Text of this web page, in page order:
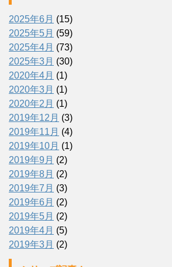
2025年6月 (15)
2025年5月 (59)
2025年4月 (73)
2025年3月 (30)
2020年4月 (1)
2020年3月 (1)
2020年2月 (1)
2019年12月 (3)
2019年11月 (4)
2019年10月 (1)
2019年9月 (2)
2019年8月 (2)
2019年7月 (3)
2019年6月 (2)
2019年5月 (2)
2019年4月 (5)
2019年3月 (2)